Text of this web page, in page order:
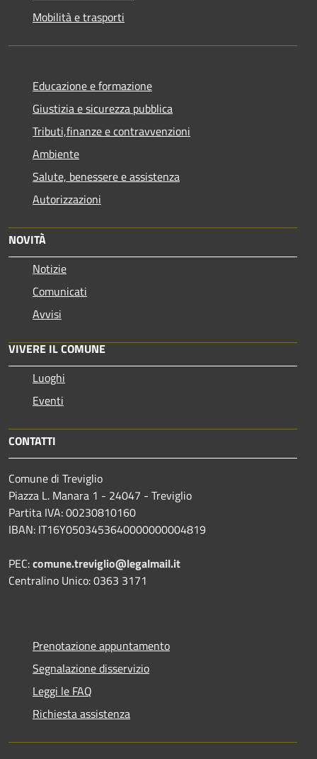
Mobilità e trasporti
Educazione e formazione
Giustizia e sicurezza pubblica
Tributi,finanze e contravvenzioni
Ambiente
Salute, benessere e assistenza
Autorizzazioni
NOVITÀ
Notizie
Comunicati
Avvisi
VIVERE IL COMUNE
Luoghi
Eventi
CONTATTI
Comune di Treviglio
Piazza L. Manara 1 - 24047 - Treviglio
Partita IVA: 00230810160
IBAN: IT16Y0503453640000000004819
PEC:comune.treviglio@legalmail.it
Centralino Unico: 0363 3171
Prenotazione appuntamento
Segnalazione disservizio
Leggi le FAQ
Richiesta assistenza